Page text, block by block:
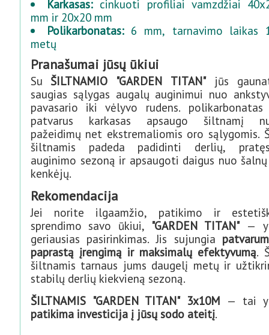
Karkasas: cinkuoti profiliai vamzdžiai
mm ir 20x20 mm
Polikarbonatas:
metų
Pranašumai jūsų ūkiui
Su ŠILTNAMIO "GARDEN TITAN"jūs
saugias sąlygas augalų auginimui nuo
pavasario iki vėlyvo rudens. polikarbonatas ir
patvarus karkasas apsaugo šiltnamį
pažeidimų net ekstremaliomis oro sąlygomis.
šiltnamis padeda padidinti derlių,
auginimo sezoną ir apsaugoti daigus nuo
kenkėjų.
Rekomendacija
Jei norite ilgaamžio, patikimo ir
sprendimo savo ūkiui, "GARDEN TITAN"—
geriausias pasirinkimas. Jis sujungia
paprastą įrengimą ir maksimalų efektyvumą.
šiltnamis tarnaus jums daugelį metų ir
stabilų derlių kiekvieną sezoną.
ŠILTNAMIS "GARDEN TITAN" 3x10M — tai
patikima investicija į jūsų sodo ateitį.